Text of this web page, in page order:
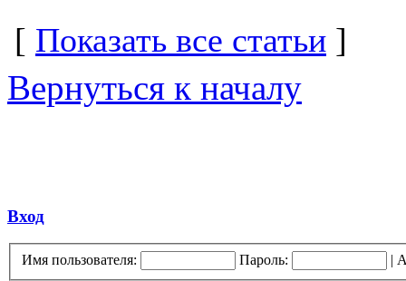
[ Показать все статьи ]
Вернуться к началу
Вход
Имя пользователя: Пароль: |